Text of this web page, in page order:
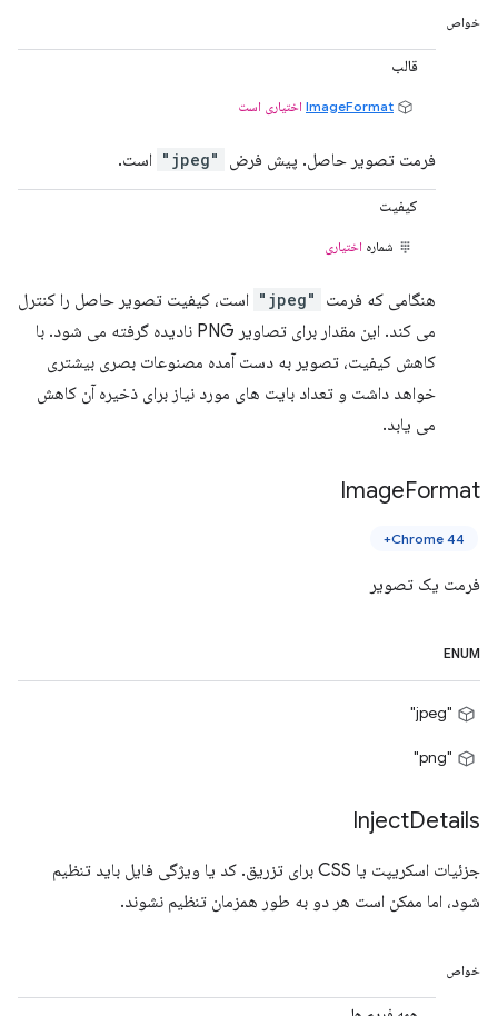
خواص
قالب
ImageFormat اختیاری است
فرمت تصویر حاصل. پیش فرض "jpeg" است.
کیفیت
شماره اختیاری
هنگامی که فرمت "jpeg"
است، کیفیت تصویر حاصل را کنترل
می کند. این مقدار برای تصاویر PNG نادیده گرفته می شود. با
کاهش کیفیت، تصویر به دست آمده مصنوعات بصری بیشتری
خواهد داشت و تعداد بایت های مورد نیاز برای ذخیره آن کاهش
می یابد.
ImageFormat
Chrome 44+
فرمت یک تصویر
ENUM
"jpeg"
"png"
InjectDetails
جزئیات اسکریپت یا CSS برای تزریق. کد یا ویژگی فایل باید تنظیم
شود، اما ممکن است هر دو به طور همزمان تنظیم نشوند.
خواص